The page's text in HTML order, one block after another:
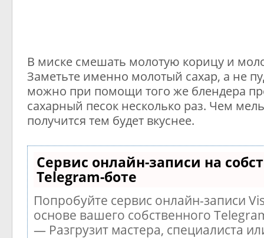
В миске смешать молотую корицу и
Заметьте именно молотый сахар, а не
можно при помощи того же блендера
сахарный песок несколько раз. Чем
получится тем будет вкуснее.
Сервис онлайн-записи на
Telegram-боте
Попробуйте сервис онлайн-записи
основе вашего собственного
— Разгрузит мастера, специалиста